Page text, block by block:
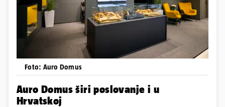
Foto: Auro Domus
Auro Domus širi poslovanje i u
Hrvatskoj